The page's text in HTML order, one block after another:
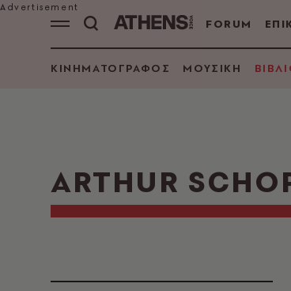
FORUM
ΚΙΝΗΜΑΤΟΓΡΑΦΟΣ ΜΟΥΣΙΚΗ
ARTHUR